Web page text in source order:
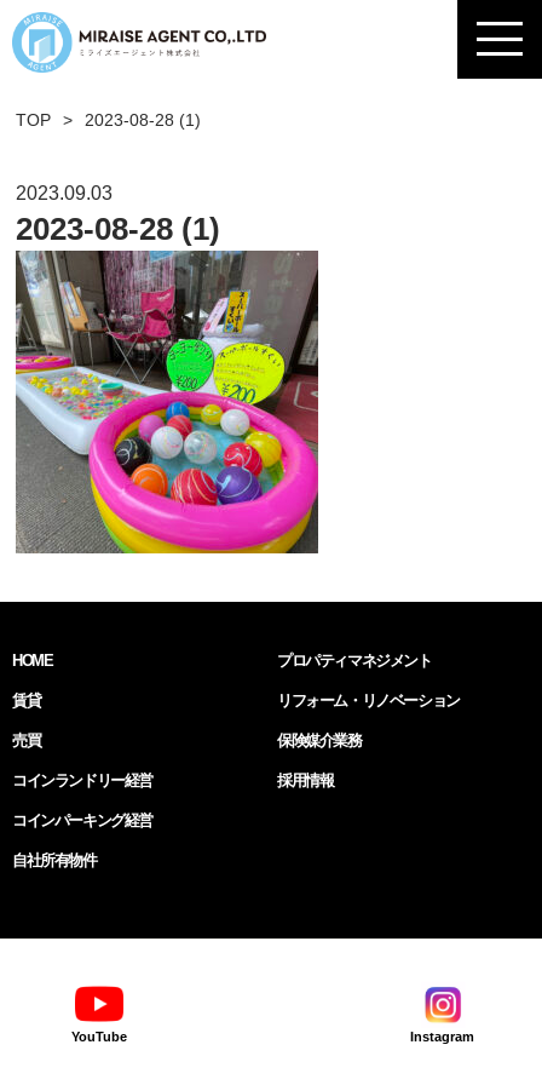
TOP > 2023-08-28 (1)
2023.09.03
2023-08-28 (1)
HOME
賃貸
売買
プロパティマネジメント
リフォーム・リノベーション
保険媒介業務
コインランドリー経営
コインパーキング経営
自社所有物件
採用情報
YouTube Instagram